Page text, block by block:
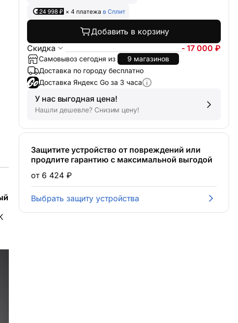
24 998 ₽ × 4 платежа в Сплит
Добавить в корзину
Скидка
- 17 000 ₽
Самовывоз сегодня из
9 магазинов
Доставка по городу бесплатно
Доставка Яндекс Go за 3 часа
У нас выгодная цена!
Нашли дешевле? Снизим цену!
Защитите устройство от повреждений или
продлите гарантию с максимальной выгодой
от 6 424 ₽
Выбрать защиту устройства